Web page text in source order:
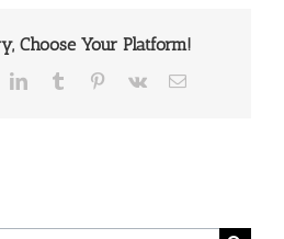
Choose Your Platform!
LinkedInTumblr Pinterest
Vk Email